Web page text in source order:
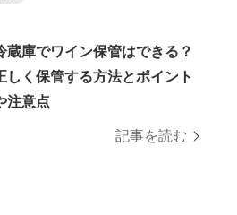
蔵庫でワイン保管はできる？
しく保管する方法とポイント
注意点
記事を読む